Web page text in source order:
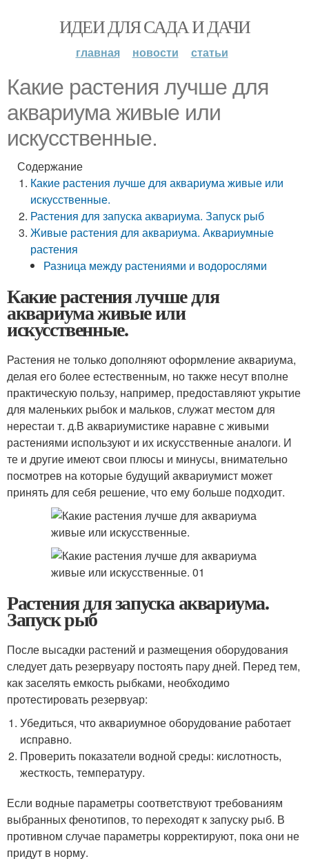
ИДЕИ ДЛЯ САДА И ДАЧИ
главная новости статьи
Какие растения лучше для
аквариума живые или
искусственные.
Содержание
Какие растения лучше для аквариума живые или
искусственные.
Растения для запуска аквариума. Запуск рыб
Живые растения для аквариума. Аквариумные
растения
Разница между растениями и водорослями
Какие растения лучше для
аквариума живые или
искусственные.
Растения не только дополняют оформление аквариума,
делая его более естественным, но также несут вполне
практическую пользу, например, предоставляют укрытие
для маленьких рыбок и мальков, служат местом для
нерестаи т. д.В аквариумистике наравне с живыми
растениями используют и их искусственные аналоги. И
те и другие имеют свои плюсы и минусы, внимательно
посмотрев на которые будущий аквариумист может
принять для себя решение, что ему больше подходит.
Растения для запуска аквариума.
Запуск рыб
После высадки растений и размещения оборудования
следует дать резервуару постоять пару дней. Перед тем,
как заселять емкость рыбками, необходимо
протестировать резервуар:
Убедиться, что аквариумное оборудование работает
исправно.
Проверить показатели водной среды: кислотность,
жесткость, температуру.
Если водные параметры соответствуют требованиям
выбранных фенотипов, то переходят к запуску рыб. В
противном случае параметры корректируют, пока они не
придут в норму.